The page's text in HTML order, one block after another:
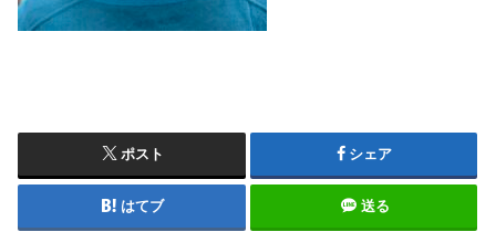
ポスト シェア
はてブ 送る